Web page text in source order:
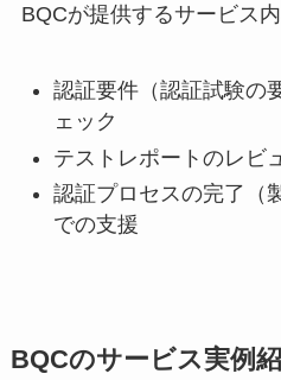
BQCが提供するサービス
認証要件（認証試験の
ェック
テストレポートのレビ
認証プロセスの完了（
での支援
BQCのサービス実例